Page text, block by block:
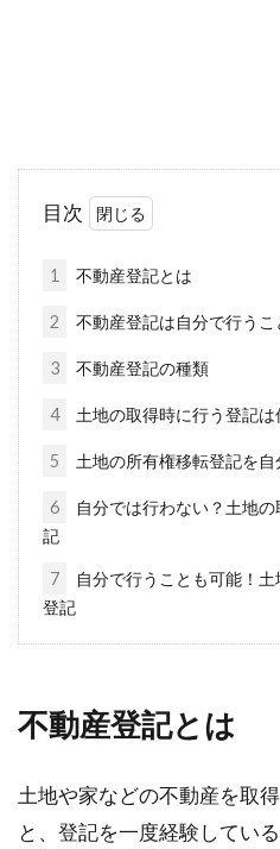
必要なも
家賃の値
家賃は毎月
見かけると
し、いざ備...
目次
1 不動産登記とは
2 不動産登記は自分で行うこ
3 不動産登記の種類
4 土地の取得時に行う登記
5 土地の所有権移転登記を
6
自分では行わない？土地
記
7
自分で行うことも可能！
登記
不動産登記とは
土地や家などの不動産を取
と、登記を一度経験してい